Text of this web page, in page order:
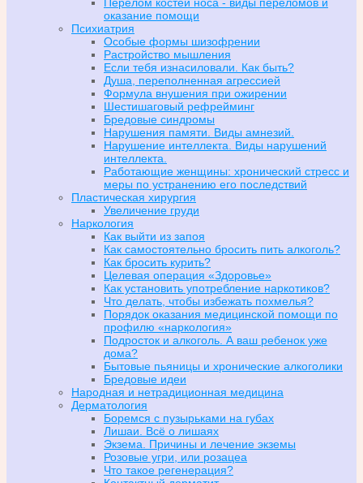
оказание помощи
Психиатрия
Особые формы шизофрении
Растройство мышления
Если тебя изнасиловали. Как быть?
Душа, переполненная агрессией
Формула внушения при ожирении
Шестишаговый рефрейминг
Бредовые синдромы
Нарушения памяти. Виды амнезий.
Нарушение интеллекта. Виды нарушений
интеллекта.
Работающие женщины: хронический стресс и
меры по устранению его последствий
Пластическая хирургия
Увеличение груди
Наркология
Как выйти из запоя
Как самостоятельно бросить пить алкоголь?
Как бросить курить?
Целевая операция «Здоровье»
Как установить употребление наркотиков?
Что делать, чтобы избежать похмелья?
Порядок оказания медицинской помощи по
профилю «наркология»
Подросток и алкоголь. А ваш ребенок уже
дома?
Бытовые пьяницы и хронические алкоголики
Бредовые идеи
Народная и нетрадиционная медицина
Дерматология
Боремся с пузырьками на губах
Лишаи. Всё о лишаях
Экзема. Причины и лечение экземы
Розовые угри, или розацеа
Что такое регенерация?